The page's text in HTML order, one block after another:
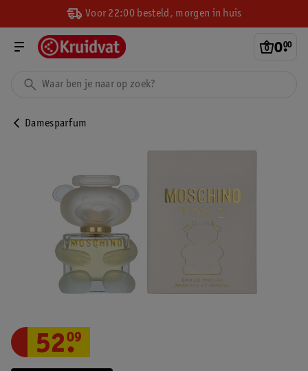
Voor 22:00 besteld, morgen in huis
0.
00
Damesparfum
52.
09